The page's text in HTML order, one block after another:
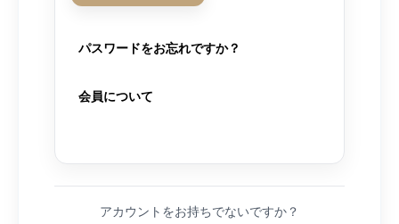
パスワードをお忘れですか？
会員について
アカウントをお持ちでないですか？